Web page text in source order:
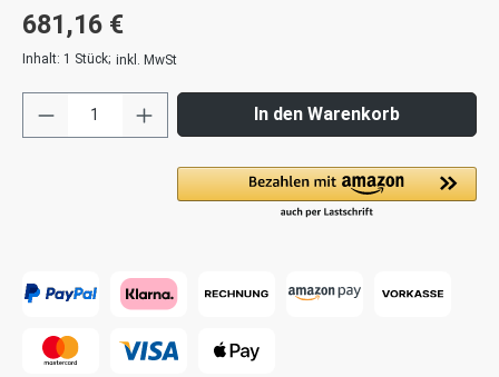
681,16 €
Inhalt: 1 Stück; inkl. MwSt
In den Warenkorb